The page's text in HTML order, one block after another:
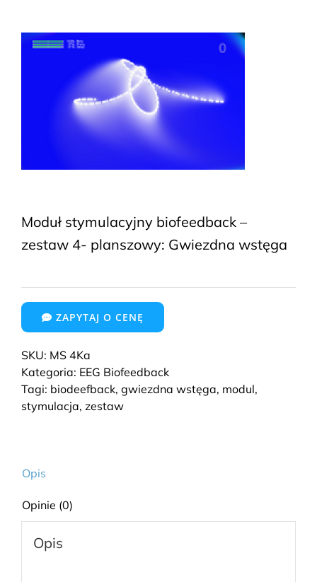
Moduł stymulacyjny biofeedback –
zestaw 4- planszowy: Gwiezdna wstęga
ZAPYTAJ O CENĘ
SKU: MS 4Ka
Kategoria: EEG Biofeedback
Tagi: biodeefback, gwiezdna wstęga, modul,
stymulacja, zestaw
Opis
Opinie (0)
Opis